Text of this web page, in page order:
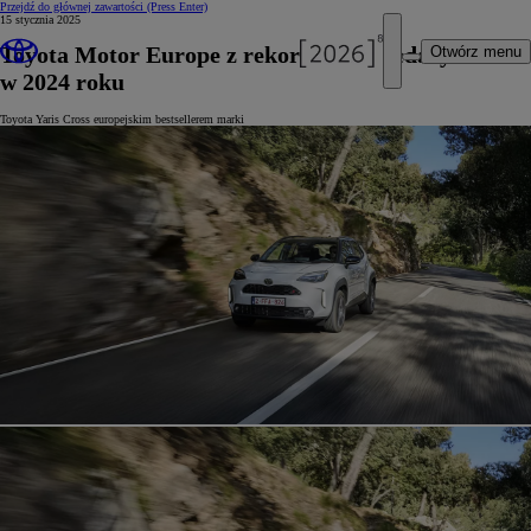
Przejdź do głównej zawartości (Press Enter)
Otwórz menu
15 stycznia 2025
Toyota Motor Europe z rekordem sprzedaży
w 2024 roku
Toyota Yaris Cross europejskim bestsellerem marki